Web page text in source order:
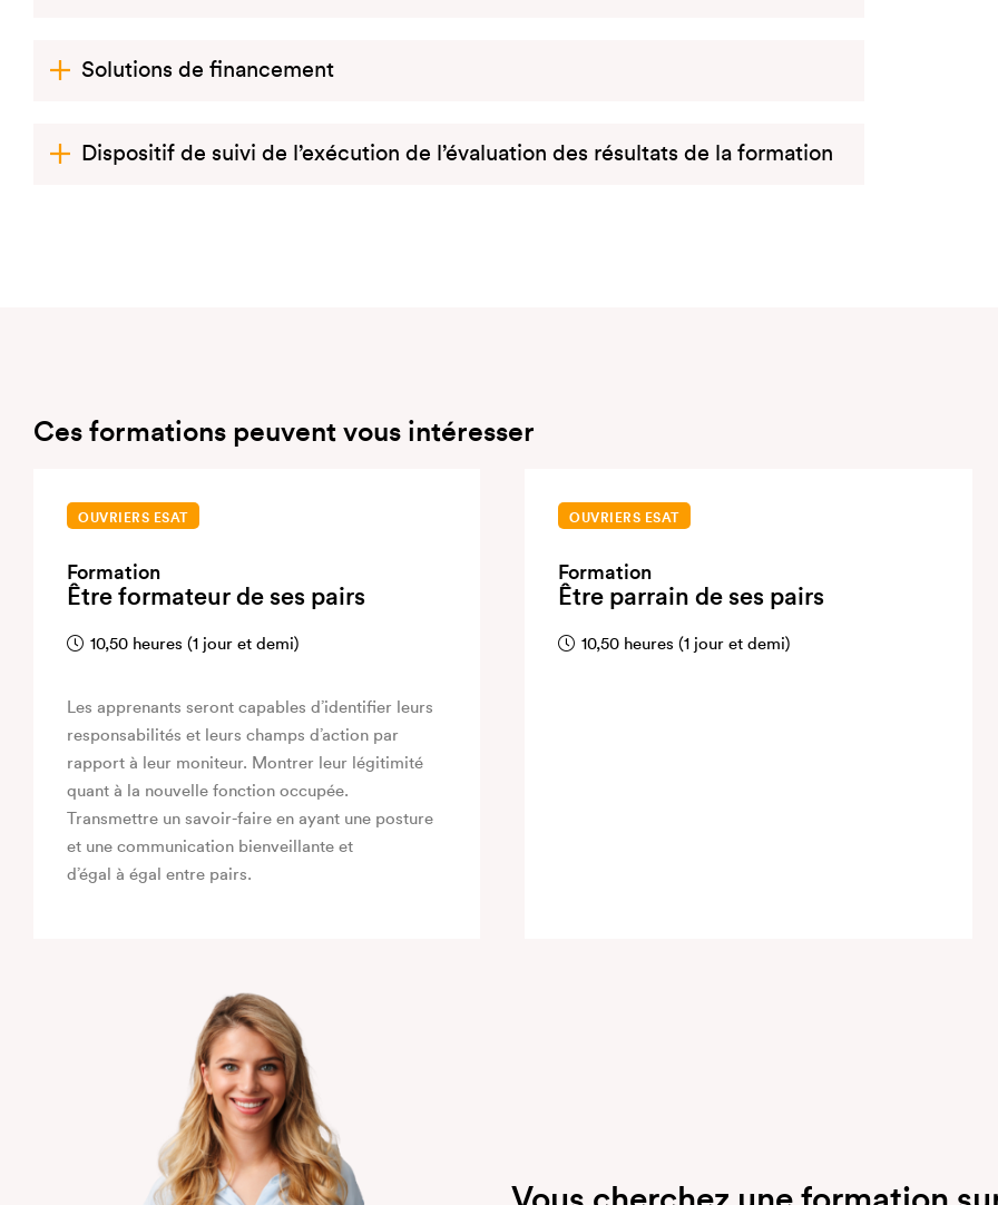
Solutions de financement
Dispositif de suivi de l’exécution de l’évaluation des résultats de la formation
Ces formations peuvent vous intéresser
OUVRIERS ESAT
Formation
Être formateur de ses pairs
10,50 heures (1 jour et demi)
Les apprenants seront capables d’identifier leurs
responsabilités et leurs champs d’action par
rapport à leur moniteur. Montrer leur légitimité
quant à la nouvelle fonction occupée.
Transmettre un savoir-faire en ayant une posture
et une communication bienveillante et
d’égal à égal entre pairs.
OUVRIERS ESAT
Formation
Être parrain de ses pairs
10,50 heures (1 jour et demi)